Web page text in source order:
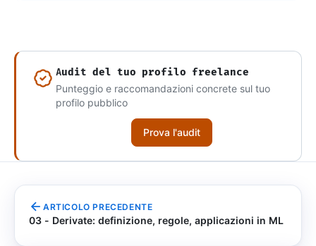
Audit del tuo profilo freelance
Punteggio e raccomandazioni concrete sul tuo
profilo pubblico
Prova l'audit
ARTICOLO PRECEDENTE
03 - Derivate: definizione, regole, applicazioni in ML